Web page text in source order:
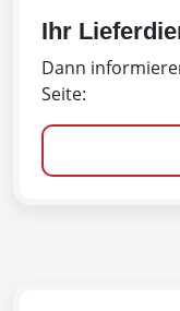
Ihr
Dann
Seite: